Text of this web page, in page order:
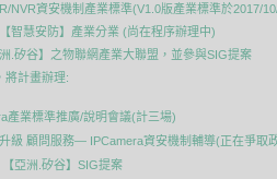
NVR資安機制產業標準(V1.0版產業標準於2017/
【智慧安防】產業分業 (尚在程序辦理中)
洲.矽谷】之物聯網產業大聯盟，並參與SIG提案
將計畫辦理:
產業標準推廣/說明會議(計三場)
級 顧問服務— IPCamera資安機制輔導(正在爭取
【亞洲.矽谷】SIG提案